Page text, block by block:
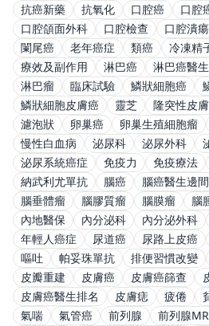
抗癌新藥
抗氧化 口腔癌
口腔
口腔頜面外科
口腔檢查 口腔潰瘍
闌尾癌
老年癌症 類癌 冷凍精
療效及副作用
淋巴癌 淋巴癌醫
淋巴瘤
臨床試驗 鱗狀細胞癌
鱗狀細胞皮膚癌
靈芝 隆突性皮
濾泡狀
卵巢癌 卵巢生殖細胞瘤
慢性白血病
泌尿科 泌尿外科
泌尿系統癌症
免疫力 免疫療法
納武利尤單抗
腦癌 腦癌醫生邊
腦垂體瘤
腦膠質瘤 腦膜瘤 腦
內地醫保
內分泌科 內分泌外科
年輕人癌症
尿道癌 尿路上皮癌
嘔吐
帕妥珠單抗 排便習慣改變
皮瓣重建
皮膚癌 皮膚癌篩查
皮膚癌醫生排名
皮膚痣 疲倦
氣喘
氣管癌 前列腺 前列腺